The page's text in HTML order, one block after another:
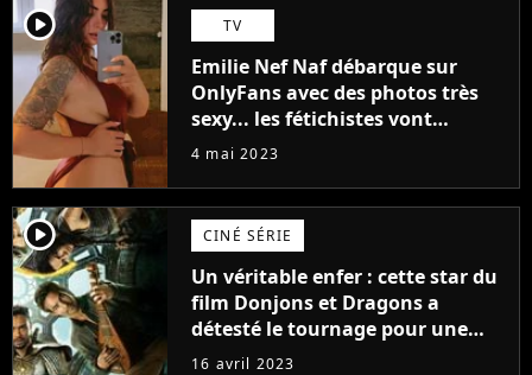
player2 TV
Emilie Nef Naf débarque sur
OnlyFans avec des photos très
sexy... les fétichistes vont
prendre leur pied !
4 mai 2023
player2 CINÉ SÉRIE
Un véritable enfer : cette star du
film Donjons et Dragons a
détesté le tournage pour une
raison très spéciale
16 avril 2023